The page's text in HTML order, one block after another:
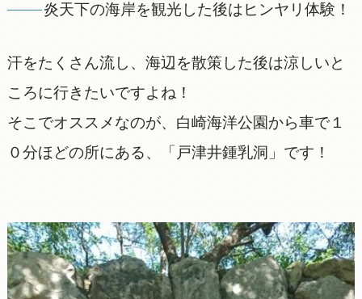
炎天下の海岸を観光した後はヒンヤリ体験！
汗をたくさん流し、海辺を散策した後は涼しいと
ころに行きたいですよね！
そこでオススメなのが、白崎海洋公園から車で１
０分ほどの所にある、「戸津井鍾乳洞」です！